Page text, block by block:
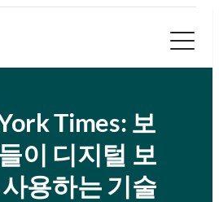
Times: 보
이 디지털 보
용하는 기술